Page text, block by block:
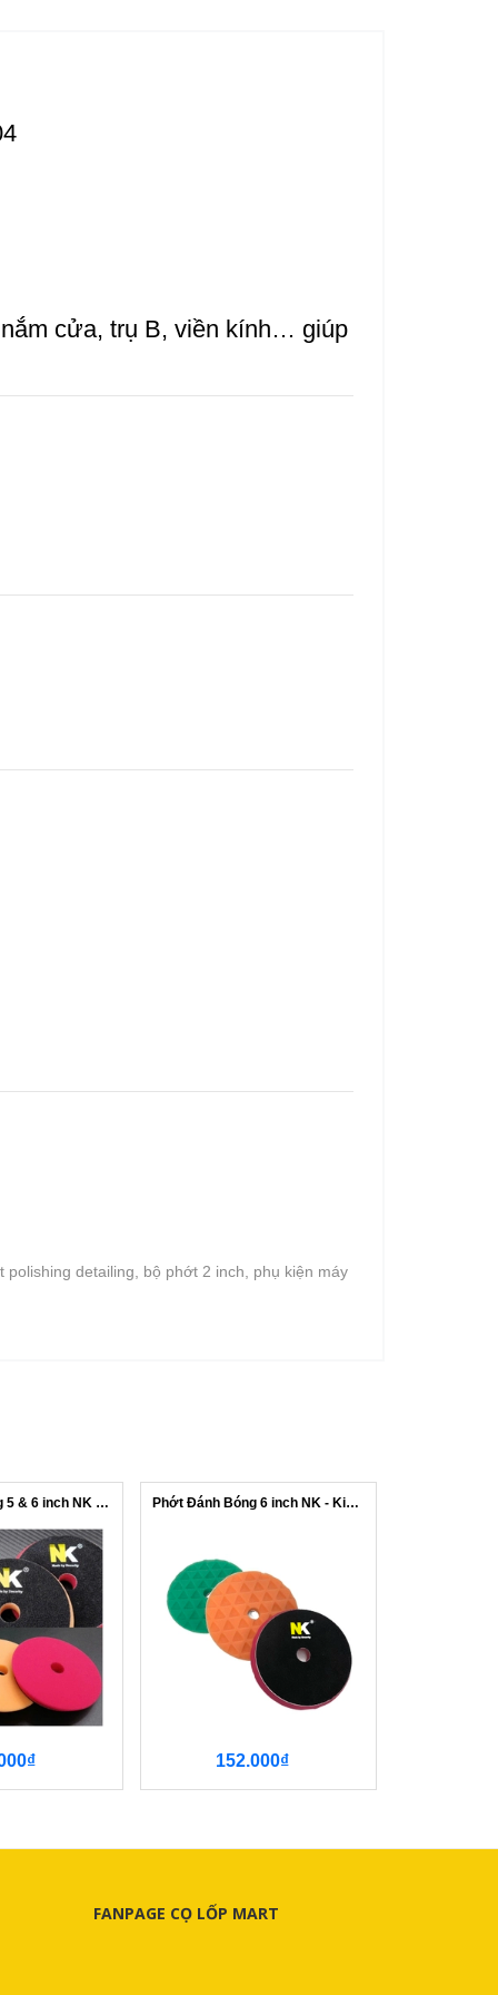
cửa, trụ B, viền kính… giúp
detailing, bộ phớt 2 inch, phụ kiện máy
Phớt Đánh Bóng 5 & 6 inch NK - Phẳng Phớt Đánh Bóng 6 inch NK - Kim Cương
152.000₫
FANPAGE CỌ LỐP MART